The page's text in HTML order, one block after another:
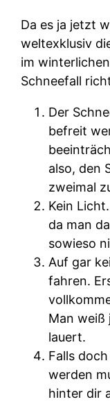
Da es ja jetzt
weltexklusiv
im
Schneefall
Der
befreit
also, den
zweimal
Kein
da man
sowieso
Auf gar
fahren.
Man weiß
lauert.
Falls
werden
hinter dir